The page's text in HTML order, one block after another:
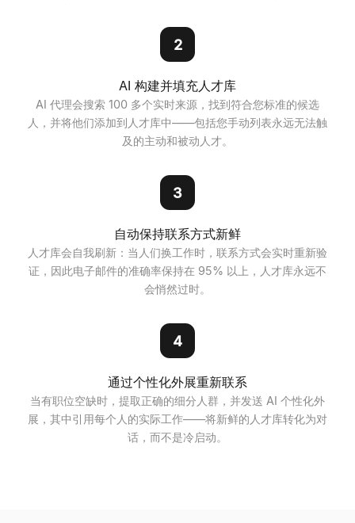
2
AI 构建并填充人才库
AI 代理会搜索 100 多个实时来源，找到符合您标准的候选
人，并将他们添加到人才库中——包括您手动列表永远无法触
及的主动和被动人才。
3
自动保持联系方式新鲜
人才库会自我刷新：当人们换工作时，联系方式会实时重新验
证，因此电子邮件的准确率保持在 95% 以上，人才库永远不
会悄然过时。
4
通过个性化外展重新联系
当有职位空缺时，提取正确的细分人群，并发送 AI 个性化外
展，其中引用每个人的实际工作——将新鲜的人才库转化为对
话，而不是冷启动。